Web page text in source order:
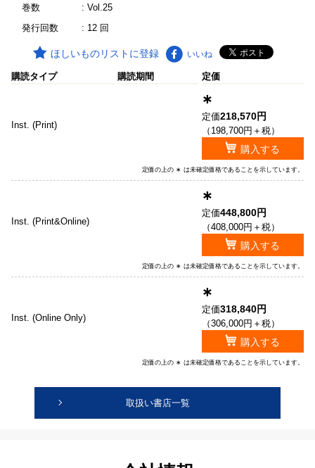
巻数
: Vol.25
発行回数
: 12 回
ほしいものリストに登録 いいね
購読タイプ 購読期間 定価
Inst. (Print)
∗
定価218,570円
（198,700円＋税）
購入する
定価の上の ∗ は未確定価格であることを示しています。
Inst. (Print&Online)
∗
定価448,800円
（408,000円＋税）
購入する
定価の上の ∗ は未確定価格であることを示しています。
Inst. (Online Only)
∗
定価318,840円
（306,000円＋税）
購入する
定価の上の ∗ は未確定価格であることを示しています。
取扱い書店一覧